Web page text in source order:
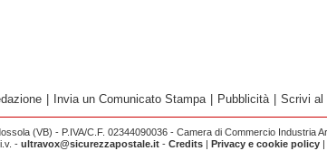
Invia un Comunicato Stampa Pubblicità Scrivi al
(VB) - P.IVA/C.F. 02344090036 - Camera di Commercio Industria
- ultravox@sicurezzapostale.it- Credits| Privacy e cookie policy|